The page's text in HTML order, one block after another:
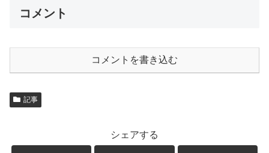
コメント
コメントを書き込む
記事
シェアする